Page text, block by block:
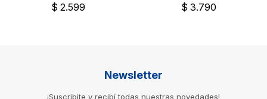
$ 2.599 $ 3.790
Newsletter
¡Suscribite y recibí todas nuestras novedades!